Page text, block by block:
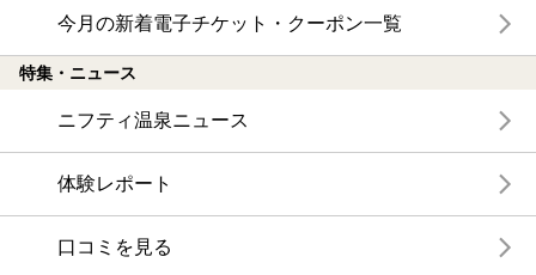
今月の新着電子チケット・クーポン一覧
特集・ニュース
ニフティ温泉ニュース
体験レポート
口コミを見る